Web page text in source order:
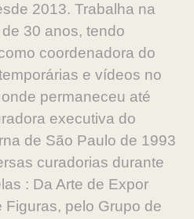
2013. Trabalha na
30 anos, tendo
coordenadora do
e vídeos no
permaneceu até
executiva do
de São Paulo de 1993
curadorias durante
: Da Arte de Expor
pelo Grupo de